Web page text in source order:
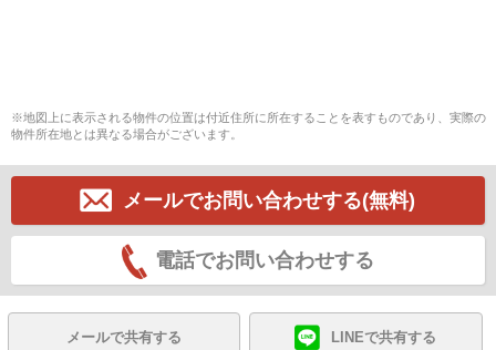
※地図上に表示される物件の位置は付近住所に所在することを表すものであり、実際の
物件所在地とは異なる場合がございます。
メールでお問い合わせする(無料)
電話でお問い合わせする
メールで共有する LINEで共有する